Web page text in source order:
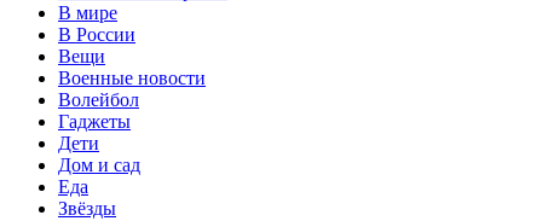
В мире
В России
Вещи
Военные новости
Волейбол
Гаджеты
Дети
Дом и сад
Еда
Звёзды